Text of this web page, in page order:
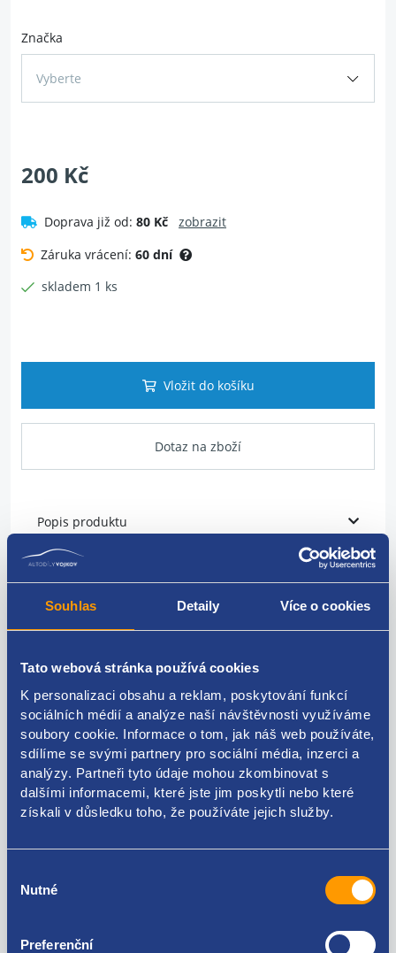
Souhlas Detaily Více o cookies
Tato webová stránka používá cookies
K personalizaci obsahu a reklam, poskytování funkcí
sociálních médií a analýze naší návštěvnosti využíváme
soubory cookie. Informace o tom, jak náš web používáte,
sdílíme se svými partnery pro sociální média, inzerci a
analýzy. Partneři tyto údaje mohou zkombinovat s
dalšími informacemi, které jste jim poskytli nebo které
získali v důsledku toho, že používáte jejich služby.
souhlasu
Nutné
Preferenční
Značka
Vyberte
200 Kč
Doprava již od: 80 Kč
zobrazit
Záruka vrácení: 60 dní
skladem 1 ks
Vložit do košíku
Dotaz na zboží
Popis produktu
original NISSAN: 14056EB30A
Kódy produktu
14056EB30A
Použitelné pro vozy
Nissan Pathfinder III 2005-2012 2.5 dCi